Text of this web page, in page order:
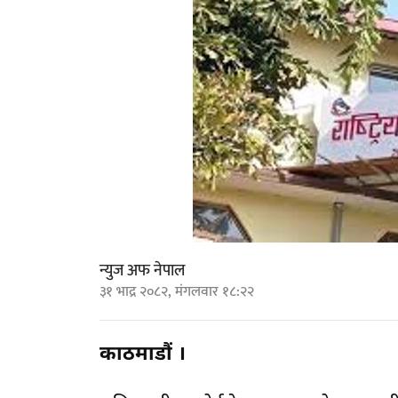
न्युज अफ नेपाल
३१ भाद्र २०८२, मंगलवार १८:२२
काठमाडौं ।